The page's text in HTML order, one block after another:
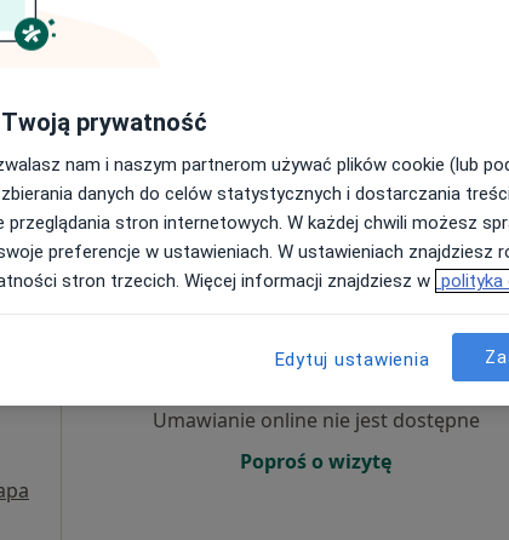
zł
11 Sie
Umawianie online nie jest dostępne
Poproś o wizytę
prywatność
nam i naszym partnerom używać plików cookie (lub
danych do celów statystycznych i dostarczania
przeglądania stron internetowych. W każdej chwili możesz
preferencje w ustawieniach. W ustawieniach znajdziesz
stron trzecich. Więcej informacji znajdziesz w polityka
Edytuj ustawienia